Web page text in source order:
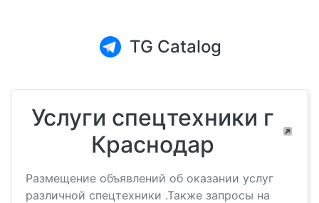
TG Catalog
Услуги спецтехники г
Краснодар
Размещение объявлений об оказании услуг
различной спецтехники .Также запросы на